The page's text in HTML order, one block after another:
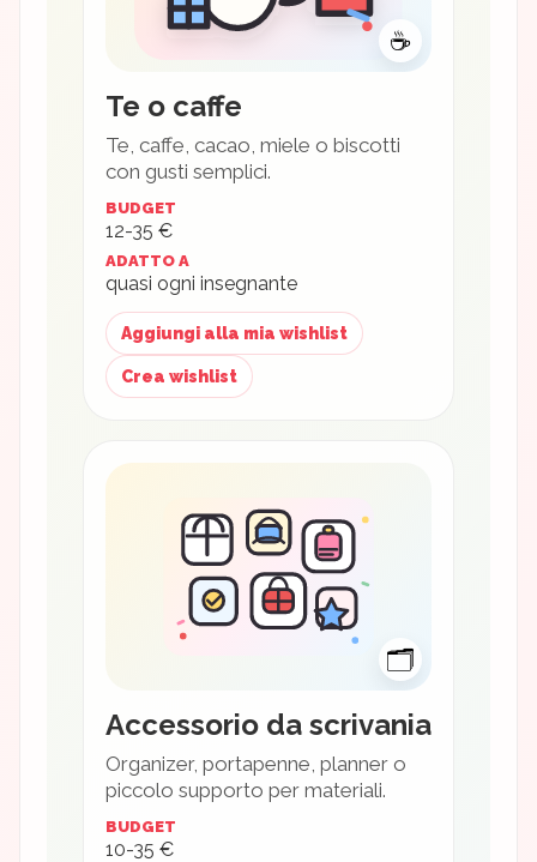
☕
Te o caffe
Te, caffe, cacao, miele o biscotti
con gusti semplici.
BUDGET
12-35 €
ADATTO A
quasi ogni insegnante
Aggiungi alla mia wishlist
Crea wishlist
🗂
Accessorio da scrivania
Organizer, portapenne, planner o
piccolo supporto per materiali.
BUDGET
10-35 €